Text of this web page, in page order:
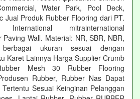
Water Park, Pool Deck,
Jual Produk Rubber Flooring dari PT.
mitrainternational
Wall. Material: NR, SBR, NBR,
ukuran sesuai dengan
Karet Lainnya Harga Supplier Crumb
Mesh 30 Rubber Flooring
Rubber, Rubber Nas Dapat
Sesuai Keinginan Pelanggan